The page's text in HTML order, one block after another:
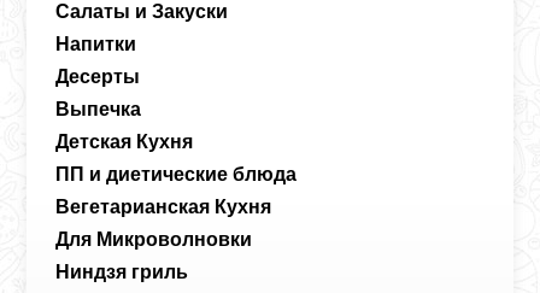
Салаты и Закуски
Напитки
Десерты
Выпечка
Детская Кухня
ПП и диетические блюда
Вегетарианская Кухня
Для Микроволновки
Ниндзя гриль